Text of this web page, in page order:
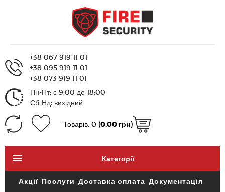
+38 067 919 11 01
+38 095 919 11 01
+38 073 919 11 01
Пн-Пт: с 9:00 до 18:00
Сб-Нд: вихідний
Товарів, 0 (0.00 грн)
Категорії
Акції Послуги Доставка оплата Документація